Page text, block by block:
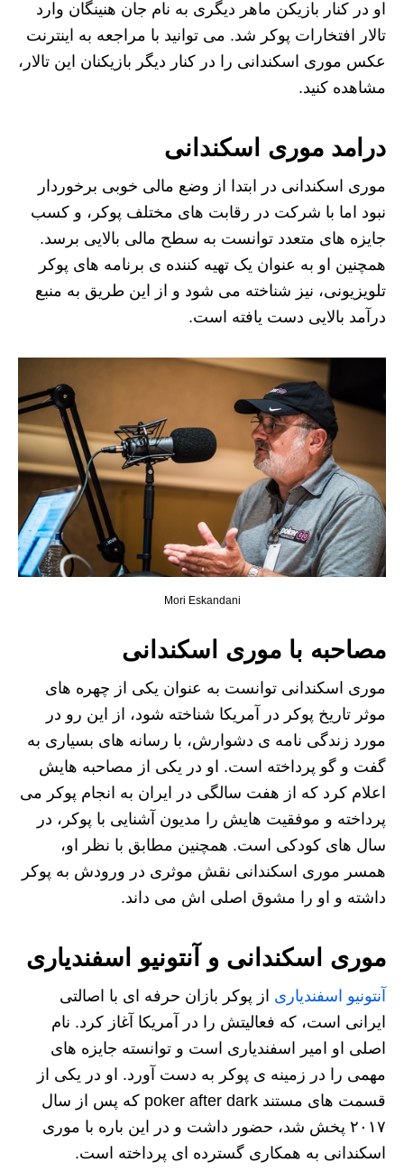
او در کنار بازیکن ماهر دیگری به نام جان هنینگان وارد
تالار افتخارات پوکر شد. می توانید با مراجعه به اینترنت
عکس موری اسکندانی را در کنار دیگر بازیکنان این تالار،
مشاهده کنید.
درامد موری اسکندانی
موری اسکندانی در ابتدا از وضع مالی خوبی برخوردار
نبود اما با شرکت در رقابت های مختلف پوکر، و کسب
جایزه های متعدد توانست به سطح مالی بالایی برسد.
همچنین او به عنوان یک تهیه کننده ی برنامه های پوکر
تلویزیونی، نیز شناخته می شود و از این طریق به منبع
درآمد بالایی دست یافته است.
Mori Eskandani
مصاحبه با موری اسکندانی
موری اسکندانی توانست به عنوان یکی از چهره های
موثر تاریخ پوکر در آمریکا شناخته شود، از این رو در
مورد زندگی نامه ی دشوارش، با رسانه های بسیاری به
گفت و گو پرداخته است. او در یکی از مصاحبه هایش
اعلام کرد که از هفت سالگی در ایران به انجام پوکر می
پرداخته و موفقیت هایش را مدیون آشنایی با پوکر، در
سال های کودکی است. همچنین مطابق با نظر او،
همسر موری اسکندانی نقش موثری در ورودش به پوکر
داشته و او را مشوق اصلی اش می داند.
موری اسکندانی و آنتونیو اسفندیاری
آنتونیو اسفندیاری از پوکر بازان حرفه ای با اصالتی
ایرانی است، که فعالیتش را در آمریکا آغاز کرد. نام
اصلی او امیر اسفندیاری است و توانسته جایزه های
مهمی را در زمینه ی پوکر به دست آورد. او در یکی از
قسمت های مستند poker after dark که پس از سال
۲۰۱۷ پخش شد، حضور داشت و در این باره با موری
اسکندانی به همکاری گسترده ای پرداخته است.